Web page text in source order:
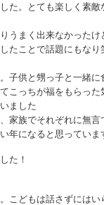
た。とても楽しく素敵
うまく出来なかったけ
たことで話題にもなり
子供と甥っ子と一緒に
こっちが福をもらった
ました
家族でそれぞれに無言
年になると思っていま
た！
こどもは話さずにはい